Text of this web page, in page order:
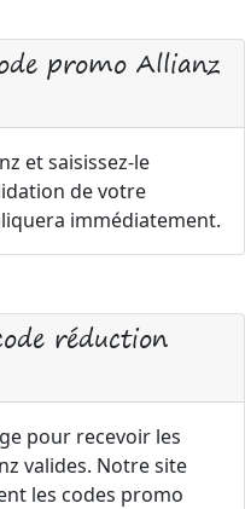
promo Allianz
et saisissez-le
de votre
immédiatement.
réduction
pour recevoir les
valides. Notre site
les codes promo